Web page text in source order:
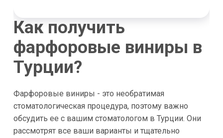
Как получить
фарфоровые виниры в
Турции?
Фарфоровые виниры - это необратимая
стоматологическая процедура, поэтому важно
обсудить ее с вашим стоматологом в Турции. Они
рассмотрят все ваши варианты и тщательно